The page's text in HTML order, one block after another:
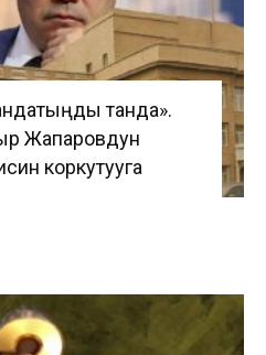
танда».
Жапаровдун
коркутууга